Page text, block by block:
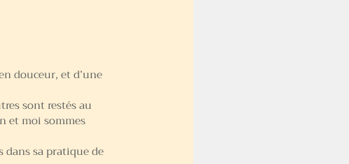
douceur, et d’une
sont restés au
et moi sommes
dans sa pratique de